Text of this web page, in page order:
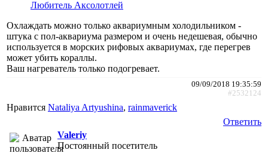
Любитель Аксолотлей
Охлаждать можно только аквариумным холодильником -
штука с пол-аквариума размером и очень недешевая, обычно
используется в морских рифовых аквариумах, где перегрев
может убить кораллы.
Ваш нагреватель только подогревает.
09/09/2018 19:35:59
#2532124
Нравится Nataliya Artyushina, rainmaverick
Ответить
Valeriy
Постоянный посетитель